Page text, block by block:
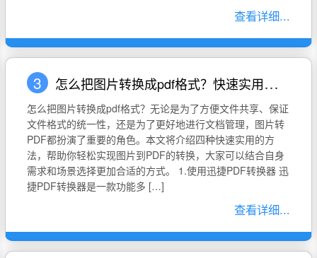
查看详细...
3 怎么把图片转换成pdf格式？快速实用的4种方法
怎么把图片转换成pdf格式？无论是为了方便文件共享、保证
文件格式的统一性，还是为了更好地进行文档管理，图片转
PDF都扮演了重要的角色。本文将介绍四种快速实用的方
法，帮助你轻松实现图片到PDF的转换，大家可以结合自身
需求和场景选择更加合适的方式。 1.使用迅捷PDF转换器 迅
捷PDF转换器是一款功能多 […]
查看详细...